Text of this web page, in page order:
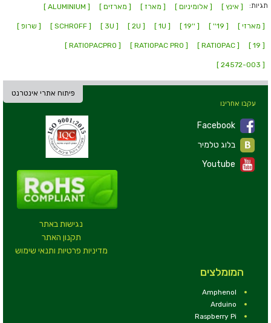
תגיות: [ אינץ ] [ אלומיניום ] [ מארז ] [ מארזים ] [ ALUMINIUM ]
[ מארזי ] [ 19'' ]
[ ''19 ]
[ 1U ]
[ 2U ]
[ 3U ]
[ SCHROFF ] [ שרופ ]
[ 19 ]
[ RATIOPAC ]
[ RATIOPAC PRO ]
[ RATIOPACPRO ]
[ 24572-003 ]
פיתוח אתרי אינטרנט
נגישות באתר
תקנון האתר
מדיניות פרטיות ותנאי שימוש
עקבו אחרינו
Facebook
Youtube
המומלצים
Amphenol
Arduino
Raspberry Pi